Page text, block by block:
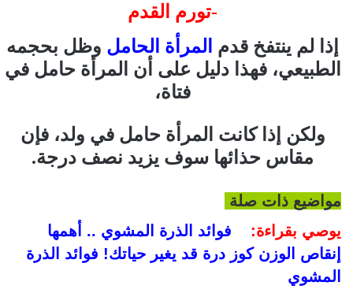
-تورم القدم
إذا لم ينتفخ قدم المرأة الحامل وظل بحجمه
الطبيعي، فهذا دليل على أن المرأة حامل في
فتاة،
ولكن إذا كانت المرأة حامل في ولد، فإن
مقاس حذائها سوف يزيد نصف درجة.
مواضيع ذات صلة
يوصي بقراءة:
فوائد الذرة المشوي .. أهمها
إنقاص الوزن كوز درة قد يغير حياتك! فوائد الذرة
المشوي